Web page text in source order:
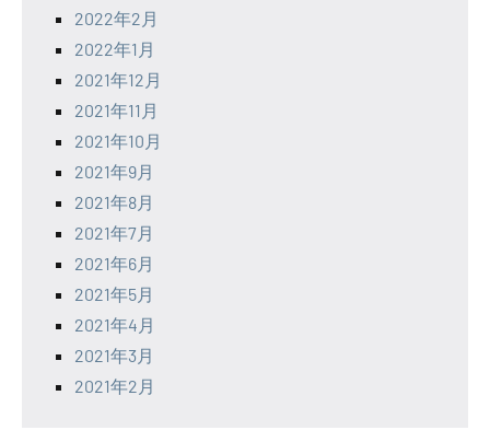
2022年2月
2022年1月
2021年12月
2021年11月
2021年10月
2021年9月
2021年8月
2021年7月
2021年6月
2021年5月
2021年4月
2021年3月
2021年2月